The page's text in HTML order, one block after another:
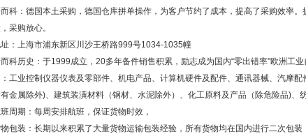
科：德国本土采购，德国仓库拼单操作，为客户节约了成本，提高了采购效率。
采购放心。
：上海市浦东新区川沙王桥路999号1034-1035幢
科历史：于1999成立， 20多年备件销售积累，励志成为国内“零出错率"欧洲工
工业控制仪器仪表及零部件、机电产品、计算机硬件及配件、通讯器械、汽摩配
金属除外)、建筑装潢材料（钢材、水泥除外）、化工原料及产品（除危险品)、
周期：每周安排航班，保证货物时效，
包装：长期以来积累了大量货物运输包装经验，所有货物均在国内进行二次包装